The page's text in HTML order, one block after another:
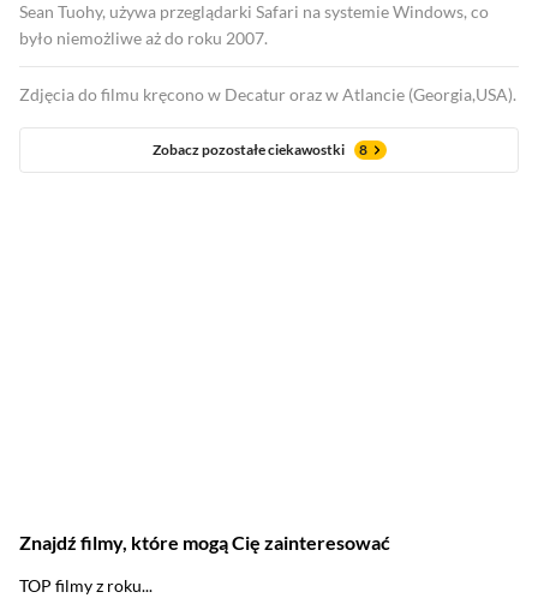
Sean Tuohy, używa przeglądarki Safari na systemie Windows, co
było niemożliwe aż do roku 2007.
Zdjęcia do filmu kręcono w Decatur oraz w Atlancie (Georgia,USA).
Zobacz pozostałe ciekawostki 8
Znajdź filmy, które mogą Cię zainteresować
TOP filmy z roku...